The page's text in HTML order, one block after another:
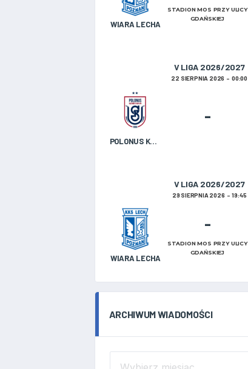
WIARA LECHA
STADION MOS PRZY ULICY
GDAŃSKIEJ
V LIGA 2026/2027
22 SIERPNIA 2026 00:00
POLONUS KAZIMIERZ BISKUPI
-
V LIGA 2026/2027
29 SIERPNIA 2026 19:45
WIARA LECHA
-
STADION MOS PRZY ULICY
GDAŃSKIEJ
ARCHIWUM WIADOMOŚCI